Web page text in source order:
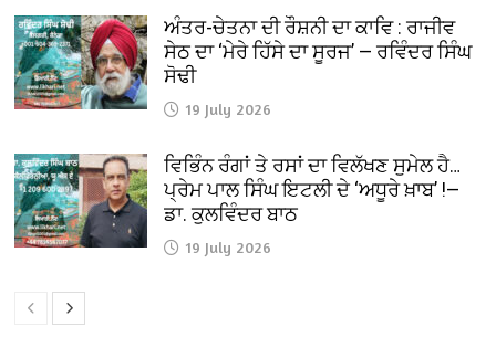
ਅੰਤਰ-ਚੇਤਨਾ ਦੀ ਰੌਸ਼ਨੀ ਦਾ ਕਾਵਿ : ਰਾਜੀਵ
ਸੇਠ ਦਾ ‘ਮੇਰੇ ਹਿੱਸੇ ਦਾ ਸੂਰਜ’ — ਰਵਿੰਦਰ ਸਿੰਘ
ਸੋਢੀ
19 July 2026
ਵਿਭਿੰਨ ਰੰਗਾਂ ਤੇ ਰਸਾਂ ਦਾ ਵਿਲੱਖਣ ਸੁਮੇਲ ਹੈ…
ਪ੍ਰੇਮ ਪਾਲ ਸਿੰਘ ਇਟਲੀ ਦੇ ‘ਅਧੂਰੇ ਖ਼ਾਬ’ !—
ਡਾ. ਕੁਲਵਿੰਦਰ ਬਾਠ
19 July 2026